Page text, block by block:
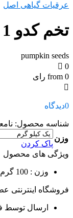
عرقیات گیاهی اصل
تخم کدو 1 اتیشه و 2 اتیشه
pumpkin seeds
0
from 0 رای
0دیدگاه
شناسه محصول:
وزن
پاک کردن
ویژگی های محصول
وزن : 100 گرم, یک کیلو گرم
فروشگاه اینترنتی
ارسال توسط